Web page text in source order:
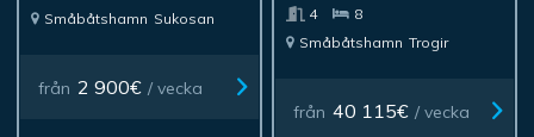
Småbåtshamn Sukosan
från 2 900€ / vecka
4
8
Småbåtshamn Trogir
från 40 115€ / vecka